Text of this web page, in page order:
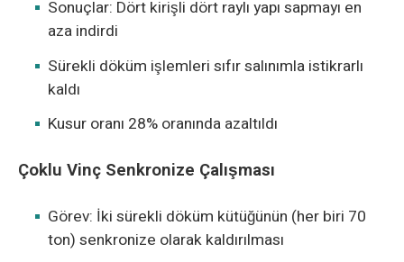
Sonuçlar: Dört kirişli dört raylı yapı sapmayı en
aza indirdi
Sürekli döküm işlemleri sıfır salınımla istikrarlı
kaldı
Kusur oranı 28% oranında azaltıldı
Çoklu Vinç Senkronize Çalışması
Görev: İki sürekli döküm kütüğünün (her biri 70
ton) senkronize olarak kaldırılması